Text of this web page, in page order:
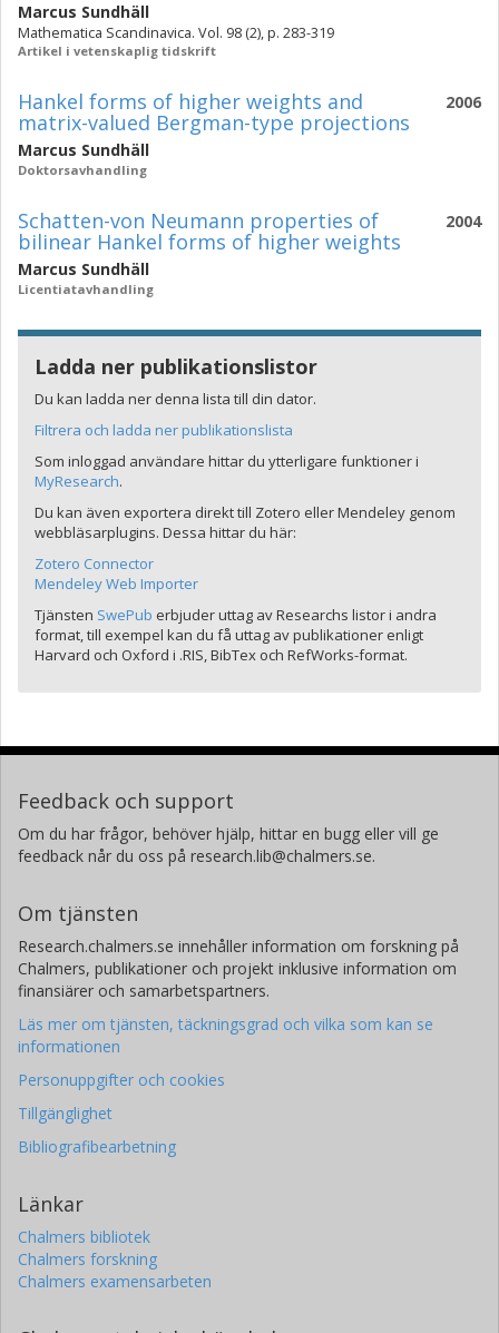
Marcus Sundhäll
Mathematica Scandinavica. Vol. 98 (2), p. 283-319
Artikel i vetenskaplig tidskrift
2006
Hankel forms of higher weights and
matrix-valued Bergman-type projections
Marcus Sundhäll
Doktorsavhandling
2004
Schatten-von Neumann properties of
bilinear Hankel forms of higher weights
Marcus Sundhäll
Licentiatavhandling
Ladda ner publikationslistor
Du kan ladda ner denna lista till din dator.
Filtrera och ladda ner publikationslista
Som inloggad användare hittar du ytterligare funktioner i
MyResearch.
Du kan även exportera direkt till Zotero eller Mendeley genom
webbläsarplugins. Dessa hittar du här:
Zotero Connector
Mendeley Web Importer
Tjänsten SwePub erbjuder uttag av Researchs listor i andra
format, till exempel kan du få uttag av publikationer enligt
Harvard och Oxford i .RIS, BibTex och RefWorks-format.
Feedback och support
Om du har frågor, behöver hjälp, hittar en bugg eller vill ge
feedback når du oss på research.lib@chalmers.se.
Om tjänsten
Research.chalmers.se innehåller information om forskning på
Chalmers, publikationer och projekt inklusive information om
finansiärer och samarbetspartners.
Läs mer om tjänsten, täckningsgrad och vilka som kan se
informationen
Personuppgifter och cookies
Tillgänglighet
Bibliografibearbetning
Länkar
Chalmers bibliotek
Chalmers forskning
Chalmers examensarbeten